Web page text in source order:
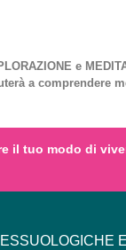
e
a comprendere
il tuo modo di